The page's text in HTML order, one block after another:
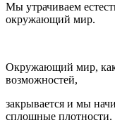
Мы утрачиваем
окружающий мир.
Окружающий мир, как
возможностей,
закрывается и мы
сплошные плотности.